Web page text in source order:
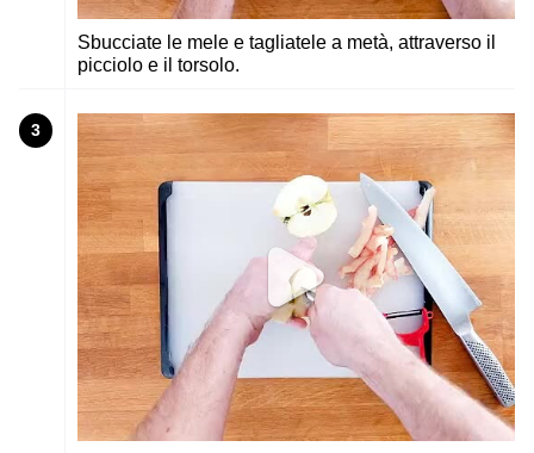
Sbucciate le mele e tagliatele a metà, attraverso il
picciolo e il torsolo.
3